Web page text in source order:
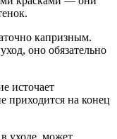
капризным.
оно обязательно
источает
приходится на конец
уходе, может